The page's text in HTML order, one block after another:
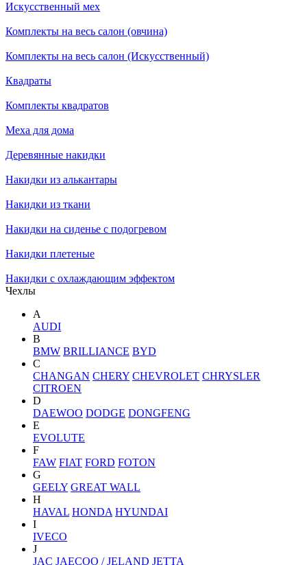
Искусственный мех
Комплекты на весь салон (овчина)
Комплекты на весь салон (Искусственный)
Квадраты
Комплекты квадратов
Меха для дома
Деревянные накидки
Накидки из алькантары
Накидки из ткани
Накидки на сиденье с подогревом
Накидки плетеные
Накидки с охлаждающим эффектом
Чехлы
A
AUDI
B
BMW BRILLIANCE BYD
C
CHANGAN CHERY CHEVROLET CHRYSLER
CITROEN
D
DAEWOO DODGE DONGFENG
E
EVOLUTE
F
FAW FIAT FORD FOTON
G
GEELY GREAT WALL
H
HAVAL HONDA HYUNDAI
I
IVECO
J
JAC JAECOO / JELAND JETTA